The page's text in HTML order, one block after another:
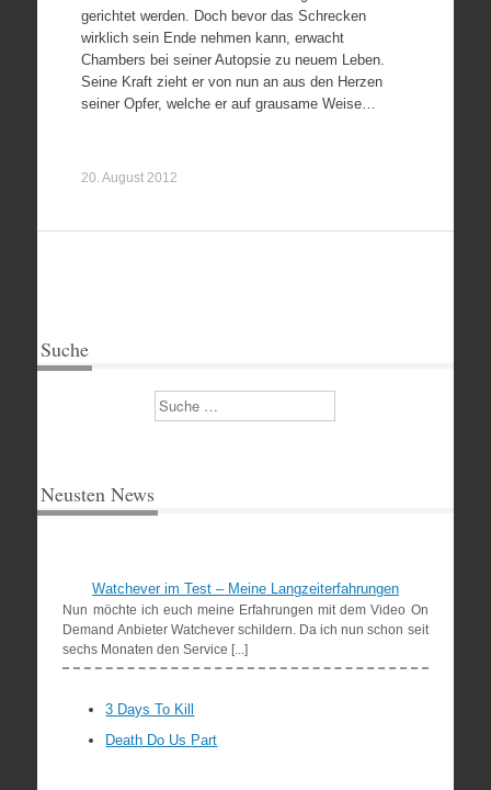
gerichtet werden. Doch bevor das Schrecken
wirklich sein Ende nehmen kann, erwacht
Chambers bei seiner Autopsie zu neuem Leben.
Seine Kraft zieht er von nun an aus den Herzen
seiner Opfer, welche er auf grausame Weise…
20. August 2012
Suche
Suchen
Neusten News
Watchever im Test – Meine Langzeiterfahrungen
Nun möchte ich euch meine Erfahrungen mit dem Video On
Demand Anbieter Watchever schildern. Da ich nun schon seit
sechs Monaten den Service [...]
3 Days To Kill
Death Do Us Part